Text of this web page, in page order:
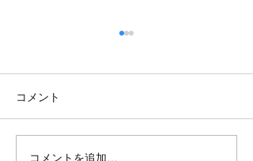
コメント
コメントを追加…